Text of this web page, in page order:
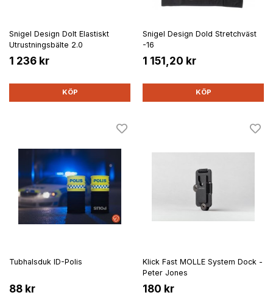
Snigel Design Dolt Elastiskt
Utrustningsbälte 2.0
1 236 kr
KÖP
Snigel Design Dold Stretchväst
-16
1 151,20 kr
KÖP
Tubhalsduk ID-Polis
88 kr
Klick Fast MOLLE System Dock -
Peter Jones
180 kr